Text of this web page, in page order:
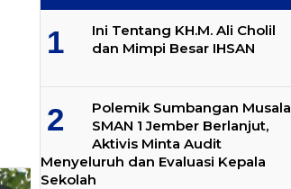
Ini Tentang KH.M. Ali Cholil
dan Mimpi Besar IHSAN
Polemik Sumbangan Musala
SMAN 1 Jember Berlanjut,
Aktivis Minta Audit
Menyeluruh dan Evaluasi Kepala
Sekolah